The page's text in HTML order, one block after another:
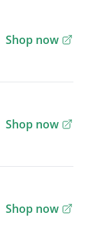
Shop now
Shop now
Shop now